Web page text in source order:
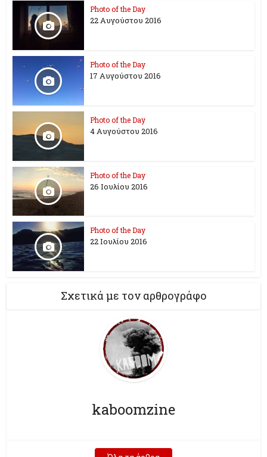
Photo of the Day
22 Αυγούστου 2016
Photo of the Day
17 Aυγούστου 2016
Photo of the Day
4 Αυγούστου 2016
Photo of the Day
26 Ioυλίου 2016
Photo of the Day
22 Ιουλίου 2016
Σχετικά με τον αρθρογράφο
kaboomzine